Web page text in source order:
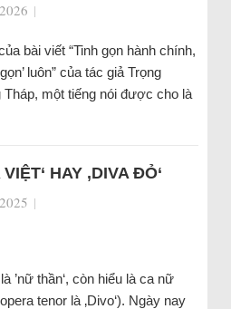
|
bài viết “Tinh gọn hành chính,
luôn” của tác giả Trọng
một tiếng nói được cho là
HAY ‚DIVA ĐỎ‘
|
’nữ thần‘, còn hiểu là ca nữ
tenor là ‚Divo‘). Ngày nay